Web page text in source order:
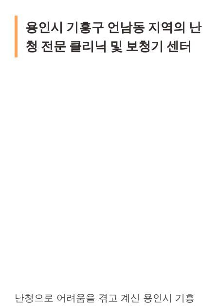
용인시 기흥구 언남동 지역의 난
청 전문 클리닉 및 보청기 센터
난청으로 어려움을 겪고 계신 용인시 기흥